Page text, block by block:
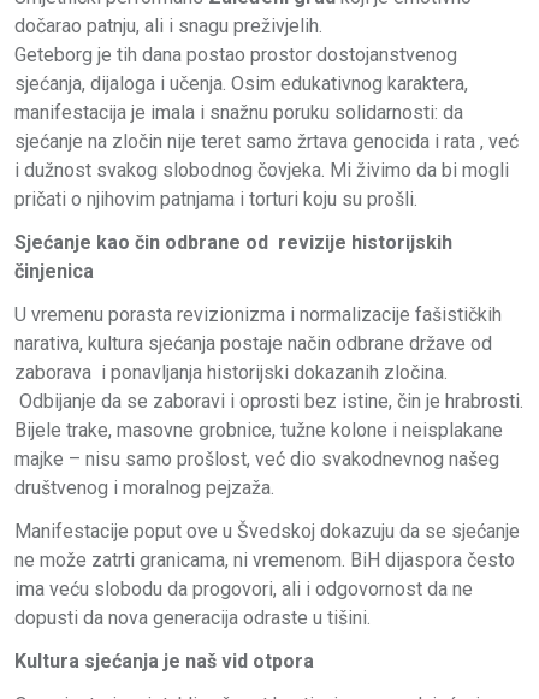
dočarao patnju, ali i snagu preživjelih.
Geteborg je tih dana postao prostor dostojanstvenog
sjećanja, dijaloga i učenja. Osim edukativnog karaktera,
manifestacija je imala i snažnu poruku solidarnosti: da
sjećanje na zločin nije teret samo žrtava genocida i rata , već
i dužnost svakog slobodnog čovjeka. Mi živimo da bi mogli
pričati o njihovim patnjama i torturi koju su prošli.
Sjećanje kao čin odbrane od revizije historijskih
činjenica
U vremenu porasta revizionizma i normalizacije fašističkih
narativa, kultura sjećanja postaje način odbrane države od
zaborava i ponavljanja historijski dokazanih zločina.
Odbijanje da se zaboravi i oprosti bez istine, čin je hrabrosti.
Bijele trake, masovne grobnice, tužne kolone i neisplakane
majke – nisu samo prošlost, već dio svakodnevnog našeg
društvenog i moralnog pejzaža.
Manifestacije poput ove u Švedskoj dokazuju da se sjećanje
ne može zatrti granicama, ni vremenom. BiH dijaspora često
ima veću slobodu da progovori, ali i odgovornost da ne
dopusti da nova generacija odraste u tišini.
Kultura sjećanja je naš vid otpora